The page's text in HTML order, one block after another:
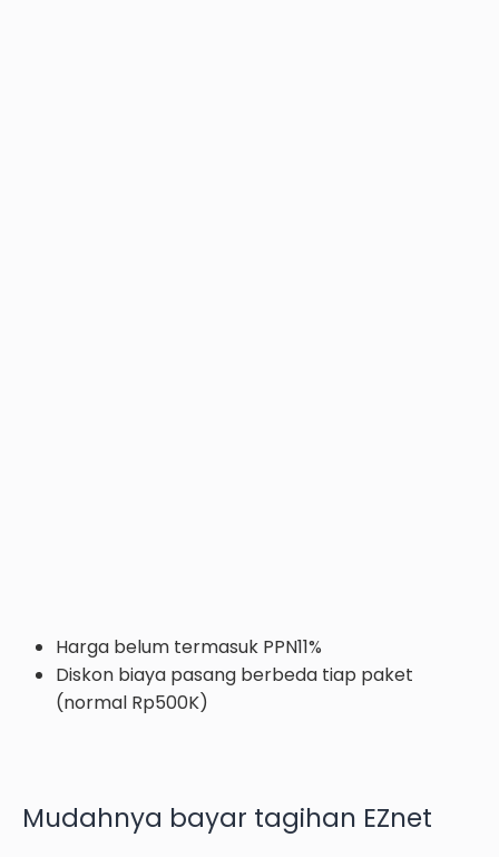
Harga belum termasuk PPN11%
Diskon biaya pasang berbeda tiap paket
(normal Rp500K)
Mudahnya bayar tagihan EZnet